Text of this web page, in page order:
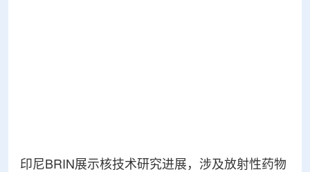
印尼BRIN展示核技术研究进展，涉及放射性药物